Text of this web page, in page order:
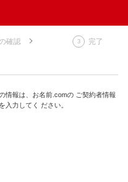
確認 完了
情報は、お名前.comの ご契約者情報
入力してく ださい。